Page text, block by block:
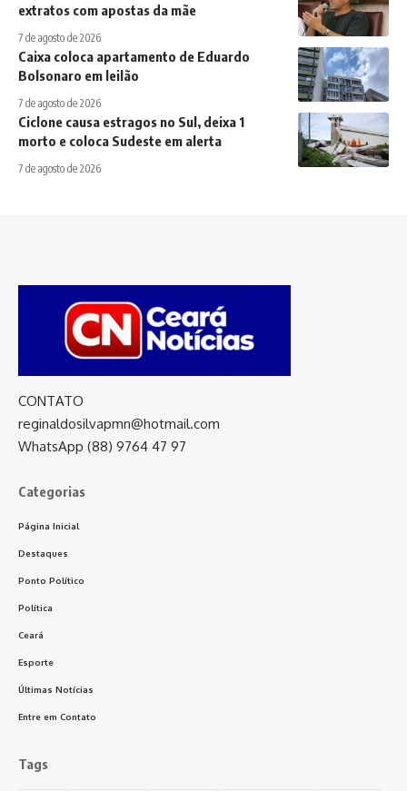
extratos com apostas da mãe
7 de agosto de 2026
Caixa coloca apartamento de Eduardo
Bolsonaro em leilão
7 de agosto de 2026
Ciclone causa estragos no Sul, deixa 1
morto e coloca Sudeste em alerta
7 de agosto de 2026
CONTATO
reginaldosilvapmn@hotmail.com
WhatsApp (88) 9764 47 97
Categorias
Página Inicial
Destaques
Ponto Político
Política
Ceará
Esporte
Últimas Notícias
Entre em Contato
Tags